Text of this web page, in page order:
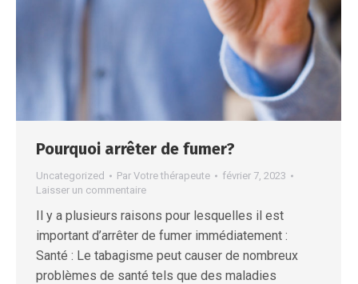
Pourquoi arrêter de fumer?
Uncategorized Par Votre thérapeute
février 7, 2023
Laisser un commentaire
Il y a plusieurs raisons pour lesquelles il est
important d’arrêter de fumer immédiatement :
Santé : Le tabagisme peut causer de nombreux
problèmes de santé tels que des maladies